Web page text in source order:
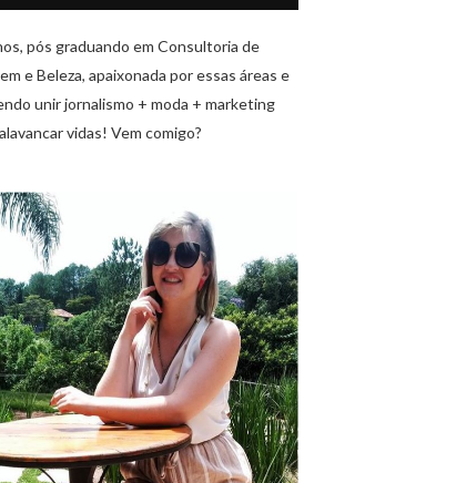
pós graduando em Consultoria de
e Beleza, apaixonada por essas áreas e
unir jornalismo + moda + marketing
vidas! Vem comigo?